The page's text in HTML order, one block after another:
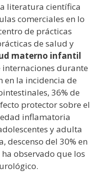
literatura científica
comerciales en lo
de prácticas
de salud y
materno infantil
internaciones durante
en la incidencia de
36% de
protector sobre el
inflamatoria
y adulta
descenso del 30% en
observado que los